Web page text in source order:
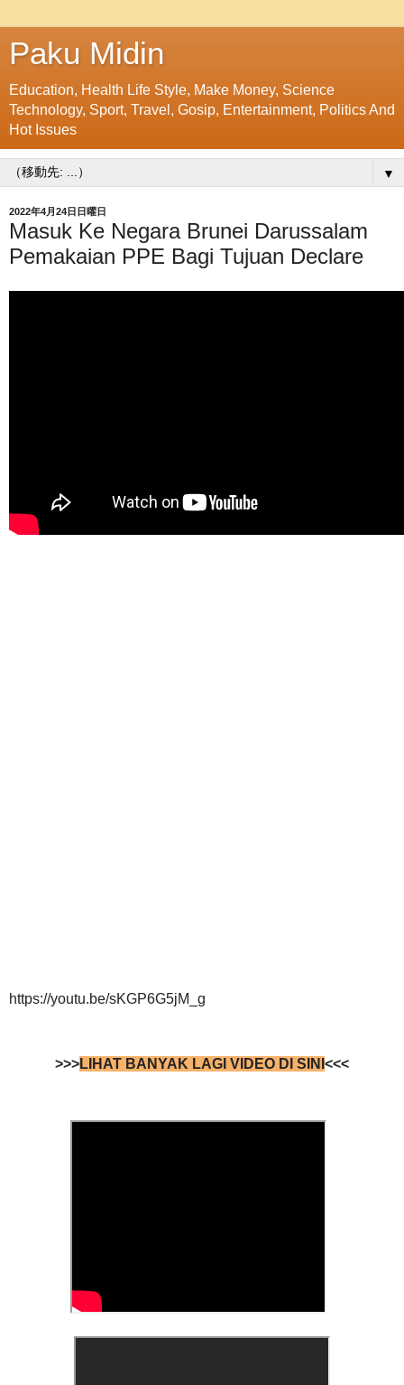
Paku Midin
Education, Health Life Style, Make Money, Science
Technology, Sport, Travel, Gosip, Entertainment, Politics And
Hot Issues
▼
2022年4月24日日曜日
Masuk Ke Negara Brunei Darussalam
Pemakaian PPE Bagi Tujuan Declare
https://youtu.be/sKGP6G5jM_g
>>>LIHAT BANYAK LAGI VIDEO DI SINI <<<